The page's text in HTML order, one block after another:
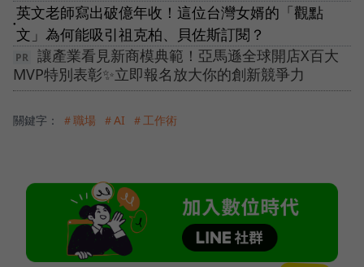
●
英文老師寫出破億年收！這位台灣女婿的「觀點
文」為何能吸引祖克柏、貝佐斯訂閱？
讓產業看見新商模典範！亞馬遜全球開店X百大
MVP特別表彰✨立即報名放大你的創新競爭力
關鍵字： ＃職場 ＃AI ＃工作術